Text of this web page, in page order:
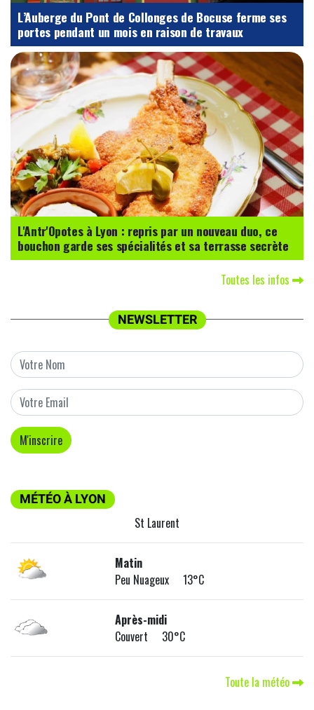
L’Auberge du Pont de Collonges de Bocuse ferme ses
portes pendant un mois en raison de travaux
L'Antr'Opotes à Lyon : repris par un nouveau duo, ce
bouchon garde ses spécialités et sa terrasse secrète
Toutes les infos
NEWSLETTER
MÉTÉO À LYON
St Laurent
Matin
Peu Nuageux 13°C
Après-midi
Couvert 30°C
Toute la météo